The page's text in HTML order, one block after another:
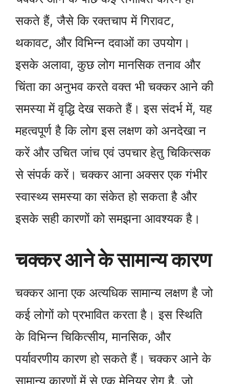
सकते हैं, जैसे कि रक्तचाप में गिरावट,
थकावट, और विभिन्न दवाओं का उपयोग।
इसके अलावा, कुछ लोग मानसिक तनाव और
चिंता का अनुभव करते वक्त भी चक्कर आने की
समस्या में वृद्धि देख सकते हैं। इस संदर्भ में, यह
महत्वपूर्ण है कि लोग इस लक्षण को अनदेखा न
करें और उचित जांच एवं उपचार हेतु चिकित्सक
से संपर्क करें। चक्कर आना अक्सर एक गंभीर
स्वास्थ्य समस्या का संकेत हो सकता है और
इसके सही कारणों को समझना आवश्यक है।
चक्कर आने के सामान्य कारण
चक्कर आना एक अत्यधिक सामान्य लक्षण है जो
कई लोगों को प्रभावित करता है। इस स्थिति
के विभिन्न चिकित्सीय, मानसिक, और
पर्यावरणीय कारण हो सकते हैं। चक्कर आने के
सामान्य कारणों में से एक मेनियर रोग है, जो